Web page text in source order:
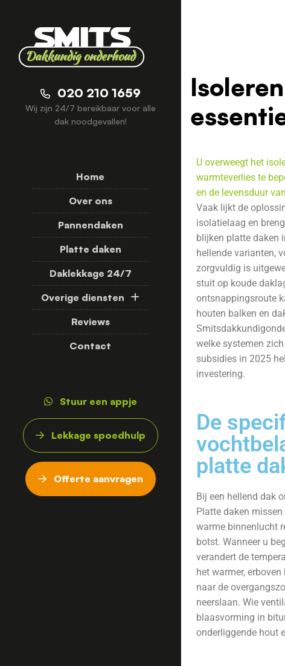
020 210 1659
Wij zijn 24/7 bereikbaar voor alle
dak noodgevallen!
Home
Over ons
Pannendaken
Platte daken
Daklekkage 24/7
Overige diensten
Reviews
Contact
Stuur een appje
Lekkage spoedhulp
Offerte aanvragen
U overweegt het
warmteverlies te
en de levensduur
Vaak lijkt de
isolatielaag en
blijken platte daken
hellende varianten,
zorgvuldig is
stuit op koude
ontsnappingsroute
houten balken en
welke systemen
subsidies in 2025
investering.
De
platte
Bij een hellend dak
Platte daken
warme binnenlucht
botst. Wanneer u
verandert de
het warmer,
naar de
neerslaan. Wie
blaasvorming in
onderliggende hout